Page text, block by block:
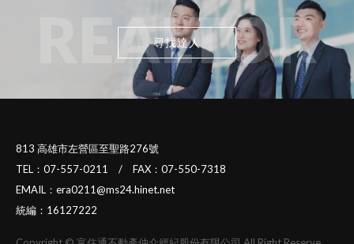
REALTOR
尋找達人
813 高雄市左營區至聖路276號
TEL：07-557-0211 / FAX：07-550-7318
EMAIL：era0211@ms24.hinet.net
統編：16127222